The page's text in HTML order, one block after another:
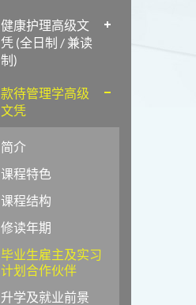
健康护理高级文
凭 (全日制 / 兼读
制)
款待管理学高级
文凭
简介
课程特色
课程结构
修读年期
毕业生雇主及实习
计划合作伙伴
升学及就业前景